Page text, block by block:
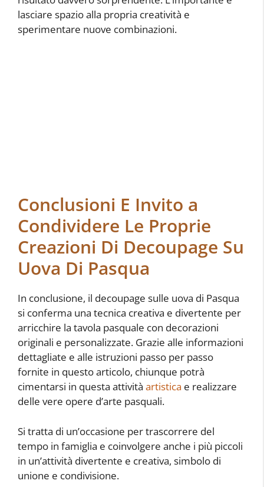
lasciare spazio alla propria creatività e
sperimentare nuove combinazioni.
Conclusioni E Invito a
Condividere Le Proprie
Creazioni Di Decoupage Su
Uova Di Pasqua
In conclusione, il decoupage sulle uova di Pasqua
si conferma una tecnica creativa e divertente per
arricchire la tavola pasquale con decorazioni
originali e personalizzate. Grazie alle informazioni
dettagliate e alle istruzioni passo per passo
fornite in questo articolo, chiunque potrà
cimentarsi in questa attività artistica e realizzare
delle vere opere d’arte pasquali.
Si tratta di un’occasione per trascorrere del
tempo in famiglia e coinvolgere anche i più piccoli
in un’attività divertente e creativa, simbolo di
unione e condivisione.